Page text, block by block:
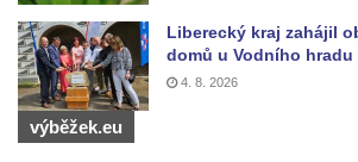
Kříž na rozcestí u domu čp. 123 v
Mikulášovicích
Wäberův kříž v zahradě domu čp. 184 v
Mikulášovicích
Liberecký kraj zahájil
domů u Vodního hradu
4. 8. 2026
výběžek.eu